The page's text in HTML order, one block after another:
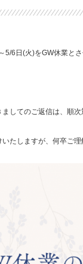
6日(火)をGW休業とさ
してのご返信は、順次
たしますが、何卒ご